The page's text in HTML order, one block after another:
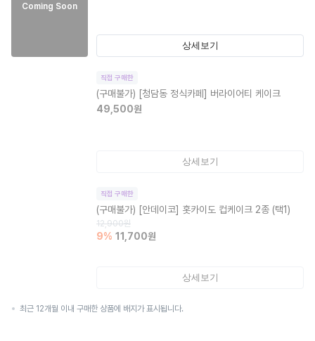
Coming Soon
상세보기
직접 구매한
(구매불가) [청담동 정식카페] 버라이어티 케이크
49,500원
상세보기
직접 구매한
(구매불가) [안데이코] 홋카이도 컵케이크 2종 (택1)
12,900원
9% 11,700원
상세보기
최근 12개월 이내 구매한 상품에 배지가 표시됩니다.